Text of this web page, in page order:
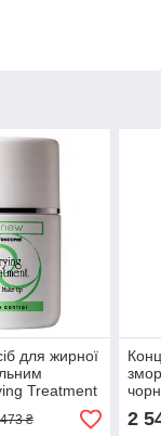
для жирної
Treatment
30 мл
₴ 2